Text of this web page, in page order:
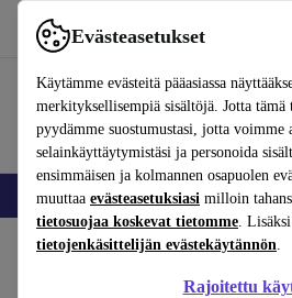
Evästeasetukset
Käytämme evästeitä pääasiassa
merkityksellisempiä sisältöjä. Jotta
pyydämme suostumustasi, jotta voimme
selainkäyttäytymistäsi ja personoida
ensimmäisen ja kolmannen osapuolen
muuttaa evästeasetuksiasi milloin
tietosuojaa koskevat tietomme.
tietojenkäsittelijän evästekäytännön.
Rajoitettu
Käytä refurbed-palvelua nopeasti ja helposti
Matkapuhelimet ja älypuhelimet